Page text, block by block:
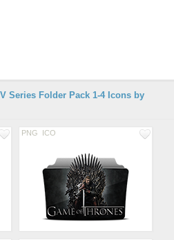
Series Folder Pack 1-4 Icons by
PNG ICO